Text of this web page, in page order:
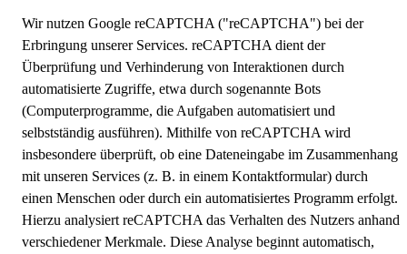
Wir nutzen Google reCAPTCHA ("reCAPTCHA") bei der
Erbringung unserer Services. reCAPTCHA dient der
Überprüfung und Verhinderung von Interaktionen durch
automatisierte Zugriffe, etwa durch sogenannte Bots
(Computerprogramme, die Aufgaben automatisiert und
selbstständig ausführen). Mithilfe von reCAPTCHA wird
insbesondere überprüft, ob eine Dateneingabe im Zusammenhang
mit unseren Services (z. B. in einem Kontaktformular) durch
einen Menschen oder durch ein automatisiertes Programm erfolgt.
Hierzu analysiert reCAPTCHA das Verhalten des Nutzers anhand
verschiedener Merkmale. Diese Analyse beginnt automatisch,